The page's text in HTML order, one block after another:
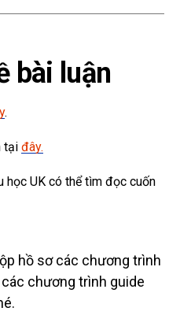
bài luận
.
tại đây.
học UK có thể tìm đọc cuốn
hồ sơ các chương trình
chương trình guide